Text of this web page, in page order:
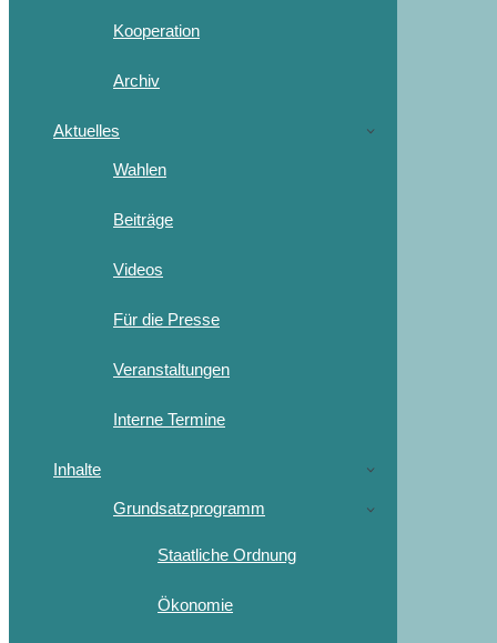
Kooperation
Archiv
Aktuelles
Wahlen
Beiträge
Videos
Für die Presse
Veranstaltungen
Interne Termine
Inhalte
Grundsatzprogramm
Staatliche Ordnung
Ökonomie